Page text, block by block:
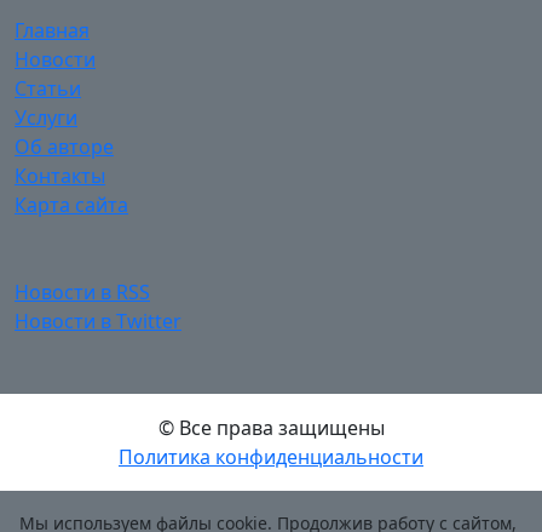
Главная
Новости
Статьи
Услуги
Об авторе
Контакты
Карта сайта
Новости в RSS
Новости в Twitter
© Все права защищены
Политика конфиденциальности
Мы используем файлы cookie. Продолжив работу с сайтом,